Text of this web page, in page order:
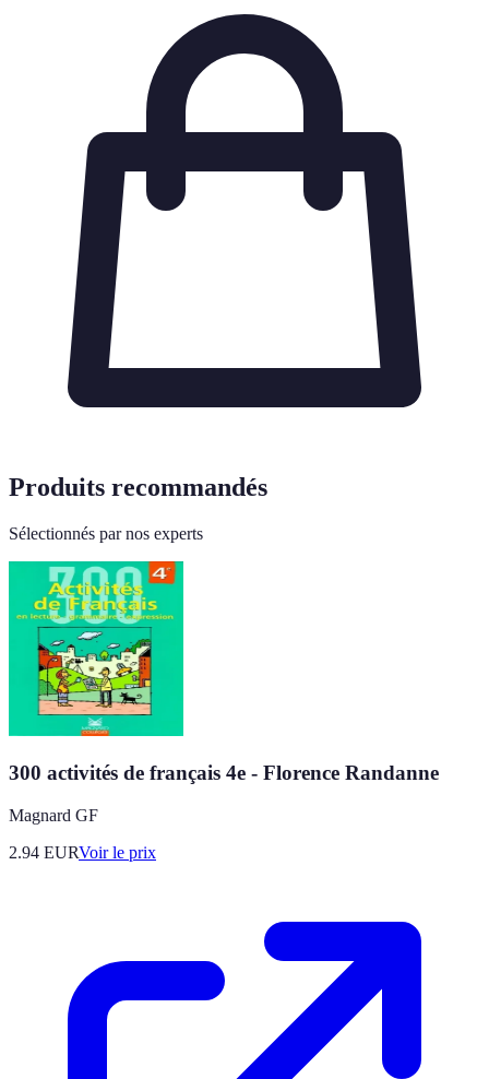
Produits recommandés
Sélectionnés par nos experts
300 activités de français 4e - Florence Randanne
Magnard GF
2.94 EURVoir le prix